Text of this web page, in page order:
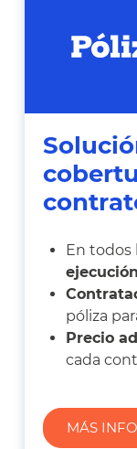
En todos
póliza
Precio
cada
MÁS